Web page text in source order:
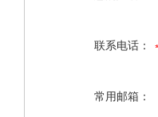
联系电话：
常用邮箱：